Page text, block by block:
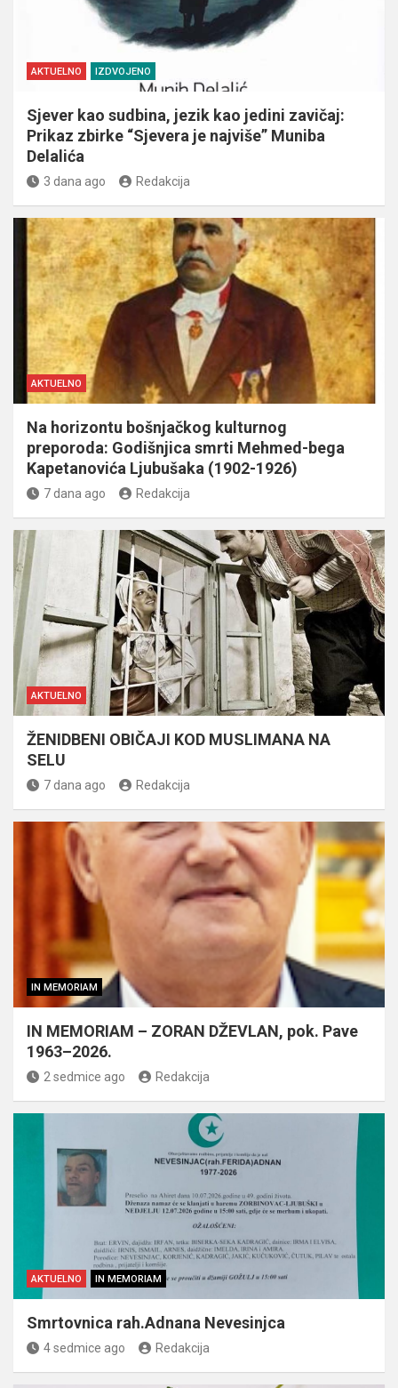
AKTUELNO IZDVOJENO
Sjever kao sudbina, jezik kao jedini zavičaj:
Prikaz zbirke “Sjevera je najviše” Muniba
Delalića
3 dana ago Redakcija
AKTUELNO
Na horizontu bošnjačkog kulturnog
preporoda: Godišnjica smrti Mehmed-bega
Kapetanovića Ljubušaka (1902-1926)
7 dana ago Redakcija
AKTUELNO
ŽENIDBENI OBIČAJI KOD MUSLIMANA NA
SELU
7 dana ago Redakcija
IN MEMORIAM
IN MEMORIAM – ZORAN DŽEVLAN, pok. Pave
1963–2026.
2 sedmice ago Redakcija
AKTUELNO IN MEMORIAM
Smrtovnica rah.Adnana Nevesinjca
4 sedmice ago Redakcija